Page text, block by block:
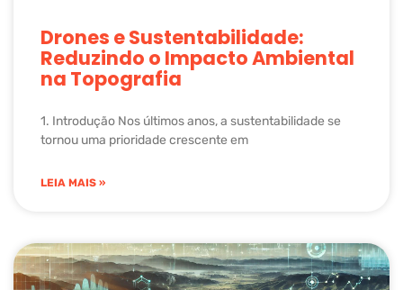
Drones e Sustentabilidade:
Reduzindo o Impacto Ambiental
na Topografia
1. Introdução Nos últimos anos, a sustentabilidade se
tornou uma prioridade crescente em
LEIA MAIS »